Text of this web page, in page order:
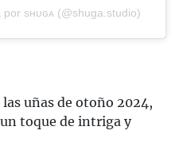
sʜᴜɢᴀ (@shuga.studio)
uñas de otoño 2024,
toque de intriga y